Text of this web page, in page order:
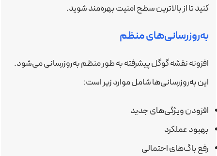
کنید تا از بالاترین سطح امنیت بهره‌مند شوید.
به‌روزرسانی‌های منظم
افزونه نقشه گوگل پیشرفته به طور منظم به‌روزرسانی می‌شود.
این به‌روزرسانی‌ها شامل موارد زیر است:
افزودن ویژگی‌های جدید
بهبود عملکرد
رفع باگ‌های احتمالی